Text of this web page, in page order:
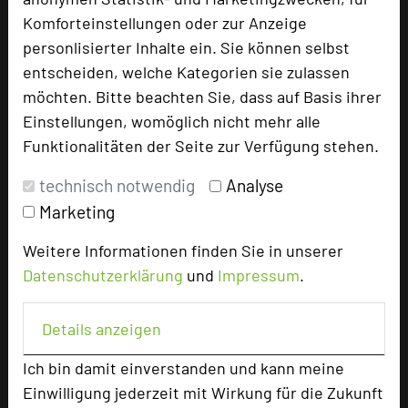
Komforteinstellungen oder zur Anzeige
personlisierter Inhalte ein. Sie können selbst
entscheiden, welche Kategorien sie zulassen
möchten. Bitte beachten Sie, dass auf Basis ihrer
Einstellungen, womöglich nicht mehr alle
Funktionalitäten der Seite zur Verfügung stehen.
technisch notwendig
Analyse
Marketing
Weitere Informationen finden Sie in unserer
Datenschutzerklärung und Impressum.
Details anzeigen
Ich bin damit einverstanden und kann meine
Einwilligung jederzeit mit Wirkung für die Zukunft
GenoHotel Karlsruhe
Am Rüppurrer Schloss 40
76199 Karlsruhe
+49 721 9898-542
language Homepage
zur Tagungsanfrage hinzufügen
Bewertung